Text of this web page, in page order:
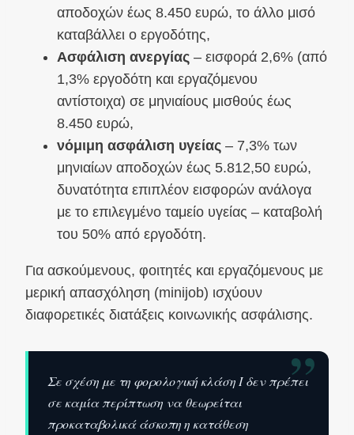
αποδοχών έως 8.450 ευρώ, το άλλο μισό
καταβάλλει ο εργοδότης,
Ασφάλιση ανεργίας – εισφορά 2,6% (από
1,3% εργοδότη και εργαζόμενου
αντίστοιχα) σε μηνιαίους μισθούς έως
8.450 ευρώ,
νόμιμη ασφάλιση υγείας – 7,3% των
μηνιαίων αποδοχών έως 5.812,50 ευρώ,
δυνατότητα επιπλέον εισφορών ανάλογα
με το επιλεγμένο ταμείο υγείας – καταβολή
του 50% από εργοδότη.
Για ασκούμενους, φοιτητές και εργαζόμενους με
μερική απασχόληση (minijob) ισχύουν
διαφορετικές διατάξεις κοινωνικής ασφάλισης.
”
Σε σχέση με τη φορολογική κλάση I δεν πρέπει
σε καμία περίπτωση να θεωρείται
προκαταβολικά άσκοπη η κατάθεση